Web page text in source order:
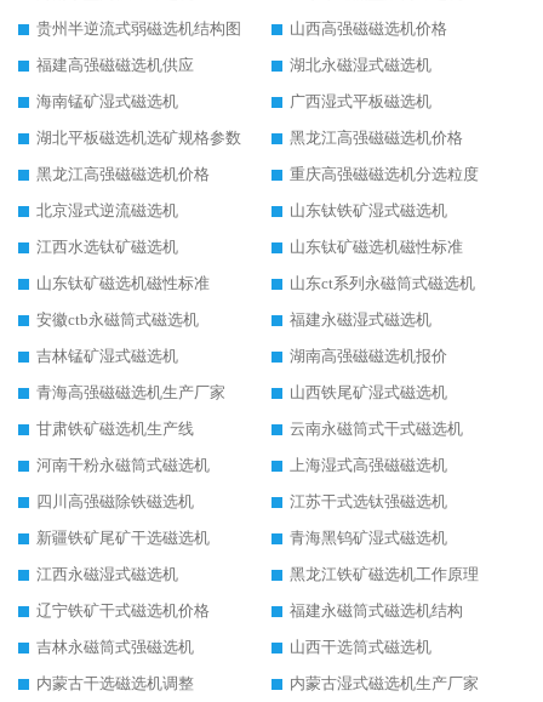
贵州半逆流式弱磁选机结构图
山西高强磁磁选机价格
福建高强磁磁选机供应
湖北永磁湿式磁选机
海南锰矿湿式磁选机
广西湿式平板磁选机
湖北平板磁选机选矿规格参数
黑龙江高强磁磁选机价格
黑龙江高强磁磁选机价格
重庆高强磁磁选机分选粒度
北京湿式逆流磁选机
山东钛铁矿湿式磁选机
江西水选钛矿磁选机
山东钛矿磁选机磁性标准
山东钛矿磁选机磁性标准
山东ct系列永磁筒式磁选机
安徽ctb永磁筒式磁选机
福建永磁湿式磁选机
吉林锰矿湿式磁选机
湖南高强磁磁选机报价
青海高强磁磁选机生产厂家
山西铁尾矿湿式磁选机
甘肃铁矿磁选机生产线
云南永磁筒式干式磁选机
河南干粉永磁筒式磁选机
上海湿式高强磁磁选机
四川高强磁除铁磁选机
江苏干式选钛强磁选机
新疆铁矿尾矿干选磁选机
青海黑钨矿湿式磁选机
江西永磁湿式磁选机
黑龙江铁矿磁选机工作原理
辽宁铁矿干式磁选机价格
福建永磁筒式磁选机结构
吉林永磁筒式强磁选机
山西干选筒式磁选机
内蒙古干选磁选机调整
内蒙古湿式磁选机生产厂家